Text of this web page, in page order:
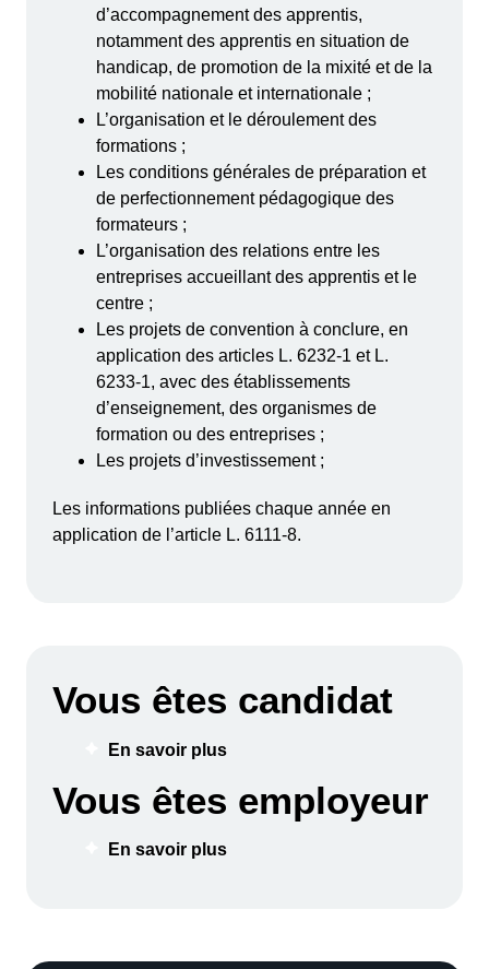
d’accompagnement des apprentis,
notamment des apprentis en situation de
handicap, de promotion de la mixité et de la
mobilité nationale et internationale ;
L’organisation et le déroulement des
formations ;
Les conditions générales de préparation et
de perfectionnement pédagogique des
formateurs ;
L’organisation des relations entre les
entreprises accueillant des apprentis et le
centre ;
Les projets de convention à conclure, en
application des articles L. 6232-1 et L.
6233-1, avec des établissements
d’enseignement, des organismes de
formation ou des entreprises ;
Les projets d’investissement ;
Les informations publiées chaque année en
application de l’article L. 6111-8.
Vous êtes candidat
En savoir plus
Vous êtes employeur
En savoir plus